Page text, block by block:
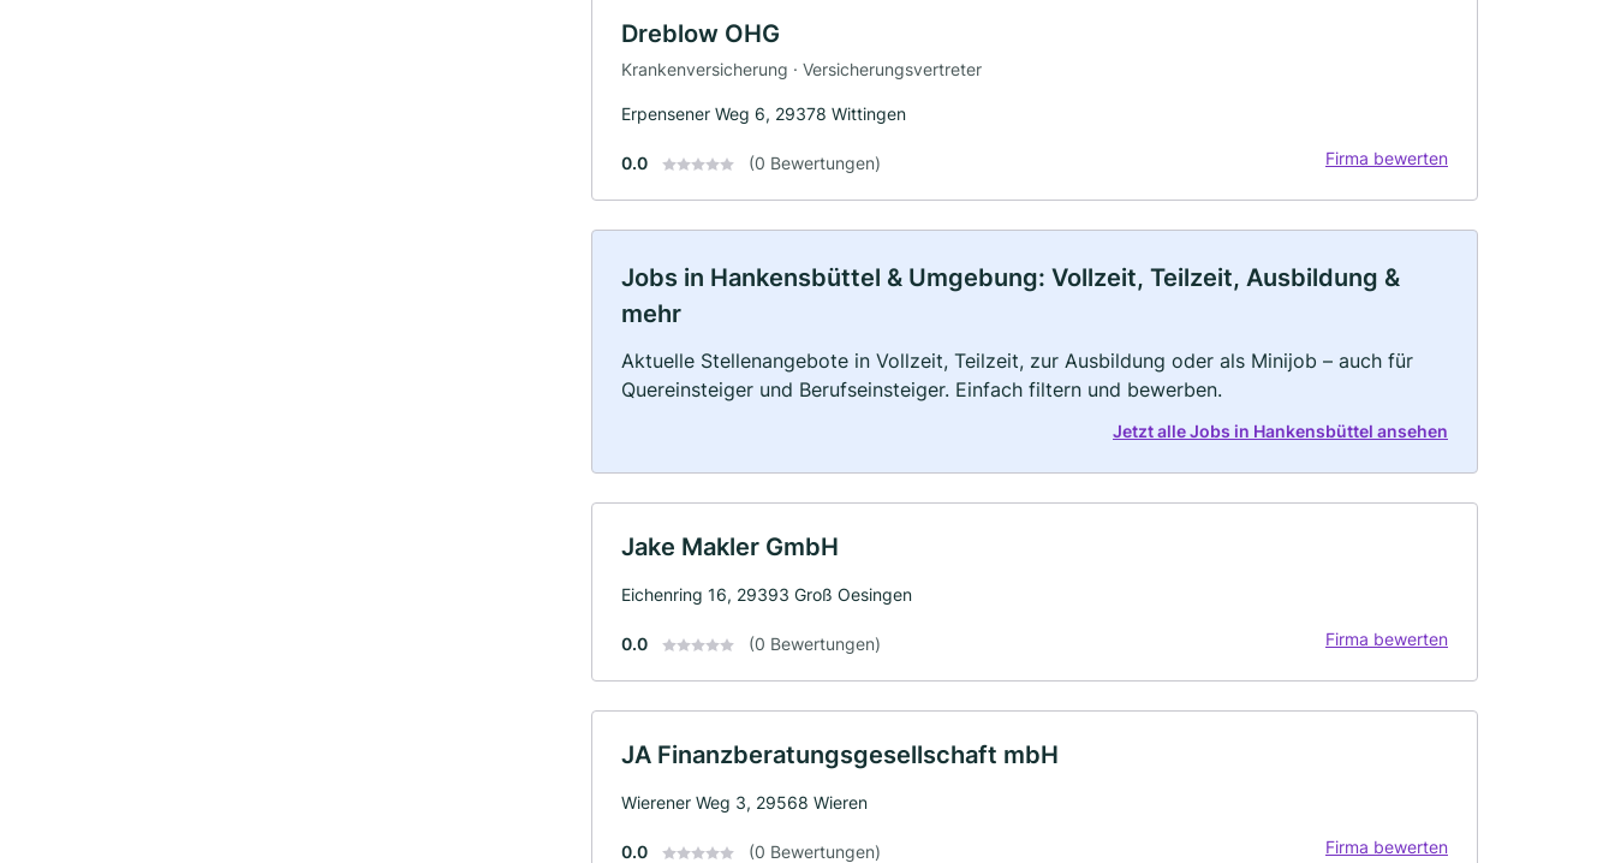
Dreblow OHG
Krankenversicherung · Versicherungsvertreter
Erpensener Weg 6, 29378 Wittingen
0.0 (0 Bewertungen) Firma bewerten
Jobs in Hankensbüttel & Umgebung: Vollzeit, Teilzeit, Ausbildung &
mehr
Aktuelle Stellenangebote in Vollzeit, Teilzeit, zur Ausbildung oder als Minijob – auch für
Quereinsteiger und Berufseinsteiger. Einfach filtern und bewerben.
Jetzt alle Jobs in Hankensbüttel ansehen
Jake Makler GmbH
Eichenring 16, 29393 Groß Oesingen
0.0 (0 Bewertungen) Firma bewerten
JA Finanzberatungsgesellschaft mbH
Wierener Weg 3, 29568 Wieren
0.0 (0 Bewertungen) Firma bewerten